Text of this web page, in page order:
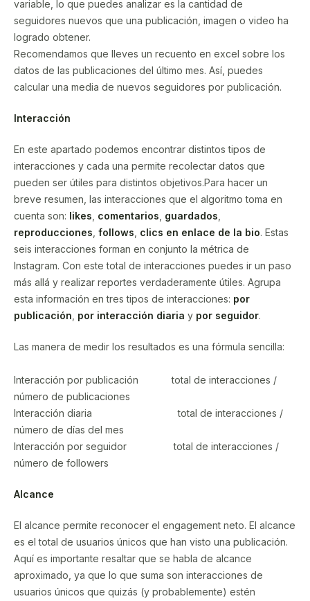
variable, lo que puedes analizar es la cantidad de
seguidores nuevos que una publicación, imagen o video ha
logrado obtener.
Recomendamos que lleves un recuento en excel sobre los
datos de las publicaciones del último mes. Así, puedes
calcular una media de nuevos seguidores por publicación.
Interacción
En este apartado podemos encontrar distintos tipos de
interacciones y cada una permite recolectar datos que
pueden ser útiles para distintos objetivos.Para hacer un
breve resumen, las interacciones que el algoritmo toma en
cuenta son: likes comentarios guardados
reproducciones follows clics en enlace de la bio. Estas
seis interacciones forman en conjunto la métrica de
Instagram. Con este total de interacciones puedes ir un paso
más allá y realizar reportes verdaderamente útiles. Agrupa
esta información en tres tipos de interacciones: por
publicación por interacción diaria y por seguidor.
Las manera de medir los resultados es una fórmula sencilla:
Interacción por publicación total de interacciones /
número de publicaciones
Interacción diaria total de interacciones /
número de días del mes
Interacción por seguidor total de interacciones /
número de followers
Alcance
El alcance permite reconocer el engagement neto. El alcance
es el total de usuarios únicos que han visto una publicación.
Aquí es importante resaltar que se habla de alcance
aproximado, ya que lo que suma son interacciones de
usuarios únicos que quizás (y probablemente) estén